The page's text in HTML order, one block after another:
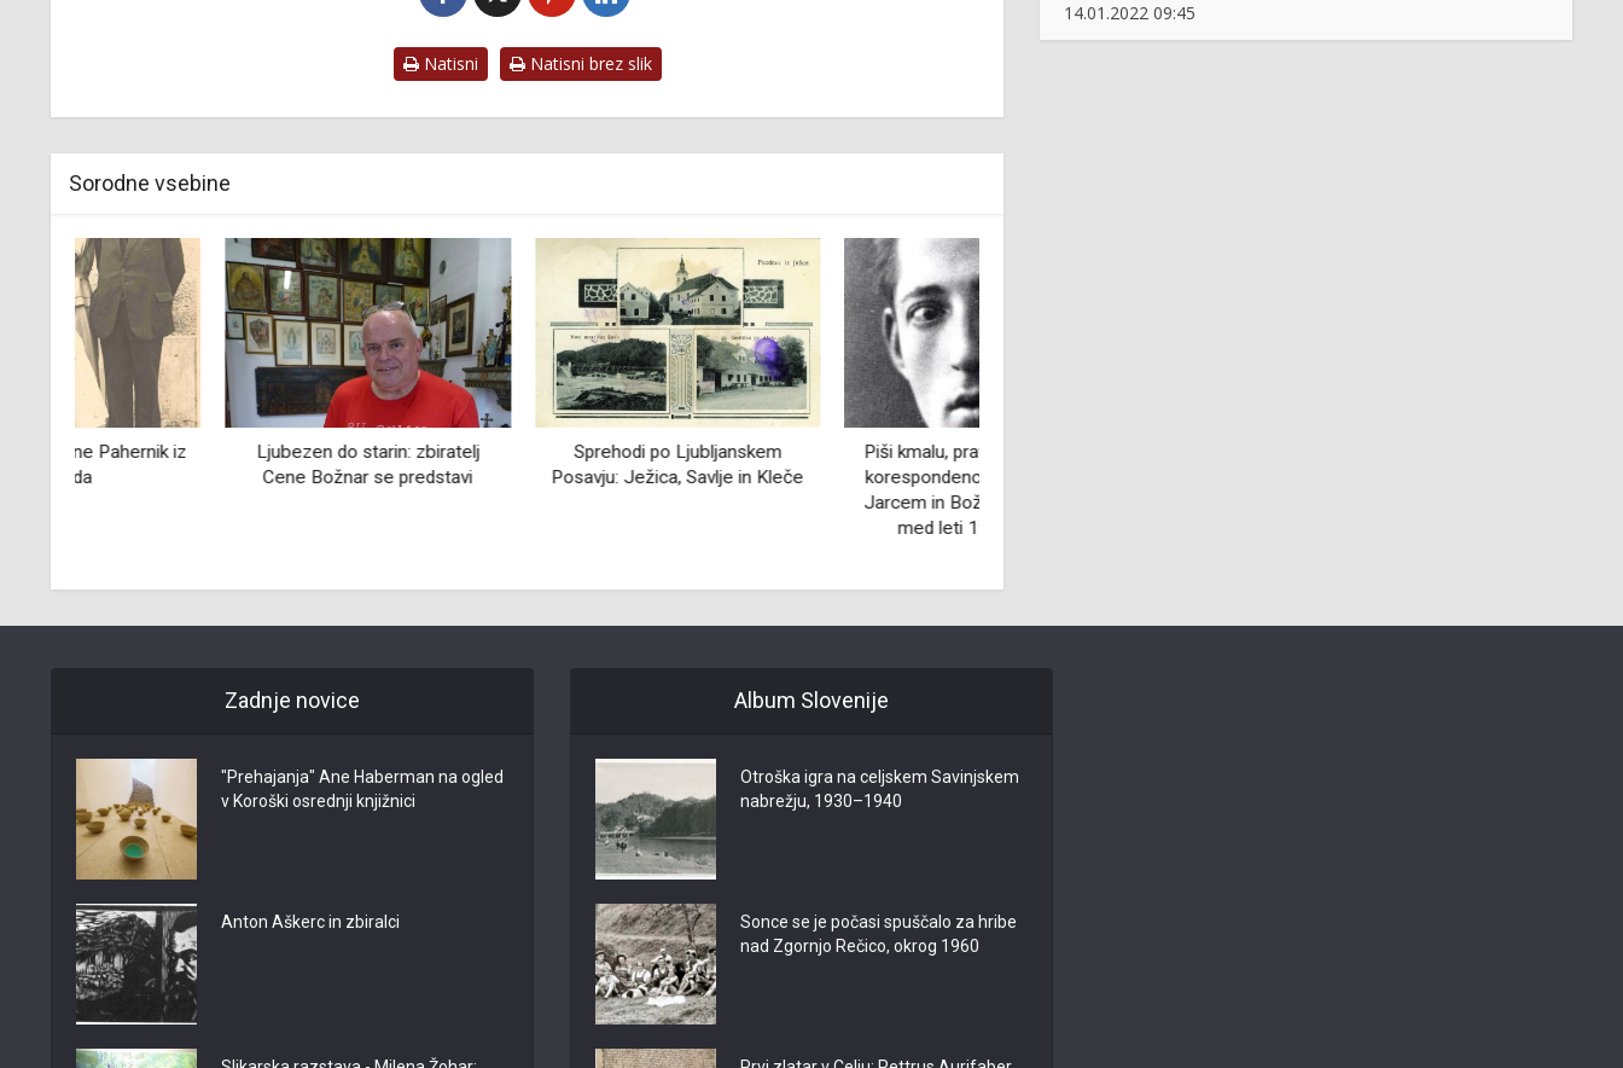
Natisni Natisni brez slik
Sorodne vsebine
Ljubezen do starin: zbiratelj
Cene Božnar se predstavi
Sprehodi po Ljubljanskem
Posavju: Ježica, Savlje in Kleče
Piši kmalu, prav kmalu in veliko:
korespondenca med Miranom
Jarcem in Božidarjem Jakcem
med leti 1913 in 1919
14.01.2022 09:45
Zadnje novice
"Prehajanja" Ane Haberman na ogled
v Koroški osrednji knjižnici
Anton Aškerc in zbiralci
Album Slovenije
Otroška igra na celjskem Savinjskem
nabrežju, 1930–1940
Sonce se je počasi spuščalo za hribe
nad Zgornjo Rečico, okrog 1960